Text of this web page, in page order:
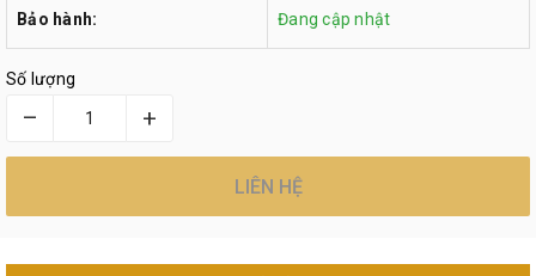
Bảo hành: Đang cập nhật
Số lượng
– +
LIÊN HỆ